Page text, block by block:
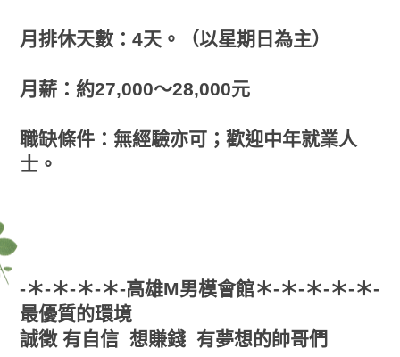
月排休天數：4天。（以星期日為主）
月薪：約27,000～28,000元
職缺條件：無經驗亦可；歡迎中年就業人
士。
-＊-＊-＊-＊-高雄M男模會館＊-＊-＊-＊-＊-
最優質的環境
誠徵 有自信 想賺錢 有夢想的帥哥們